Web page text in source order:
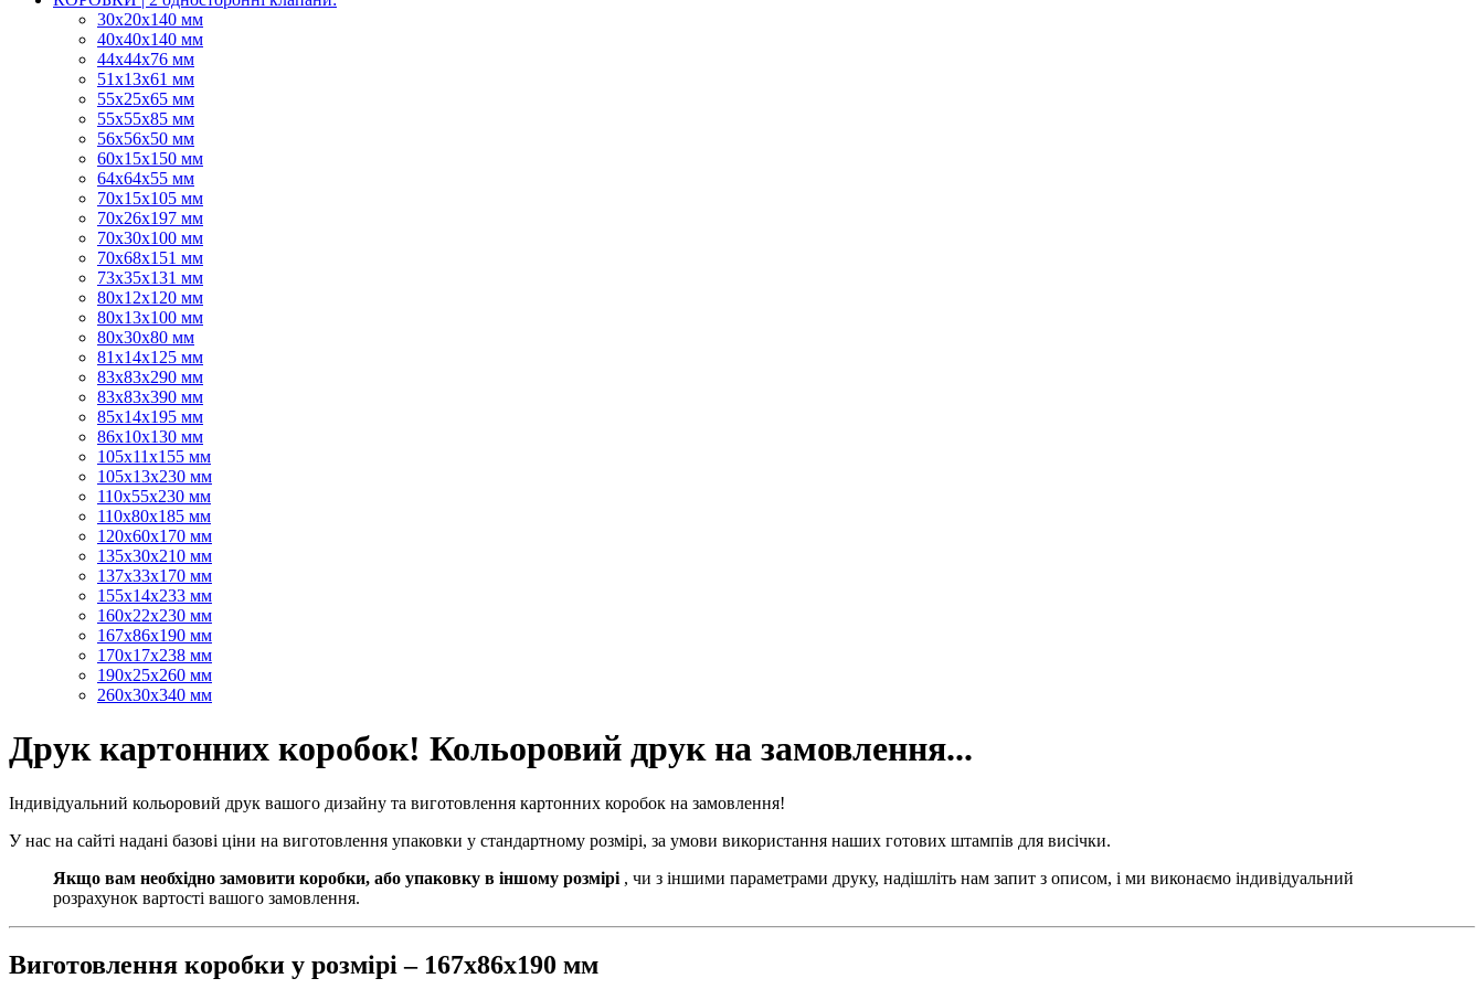
30x20x140 мм
40x40x140 мм
44х44х76 мм
51x13x61 мм
55х25х65 мм
55х55х85 мм
56х56х50 мм
60х15х150 мм
64х64х55 мм
70х15х105 мм
70х26х197 мм
70х30х100 мм
70х68х151 мм
73х35х131 мм
80х12х120 мм
80х13х100 мм
80х30х80 мм
81х14х125 мм
83х83х290 мм
83х83х390 мм
85х14х195 мм
86х10х130 мм
105х11х155 мм
105х13х230 мм
110х55х230 мм
110х80х185 мм
120х60х170 мм
135х30х210 мм
137х33х170 мм
155х14х233 мм
160х22х230 мм
167х86х190 мм
170х17х238 мм
190х25х260 мм
260х30х340 мм
Друк картонних коробок! Кольоровий друк на замовлення...
Індивідуальний кольоровий друк вашого дизайну та виготовлення картонних коробок на замовлення!
У нас на сайті надані базові ціни на виготовлення упаковки у стандартному розмірі, за умови використання наших готових штампів для висічки.
Якщо вам необхідно замовити коробки, або упаковку в іншому розмірі , чи з іншими параметрами друку, надішліть нам запит з описом, і ми виконаємо індивідуальний
розрахунок вартості вашого замовлення.
Виготовлення коробки у розмірі – 167х86х190 мм